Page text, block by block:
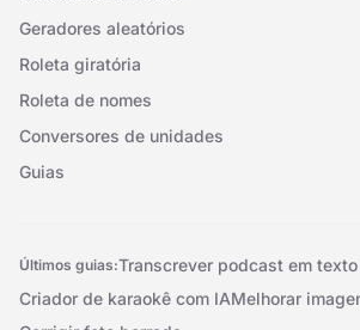
Geradores aleatórios
Roleta giratória
Roleta de nomes
Conversores de unidades
Guias
Últimos guias:Transcrever podcast em texto
Criador de karaokê com IAMelhorar